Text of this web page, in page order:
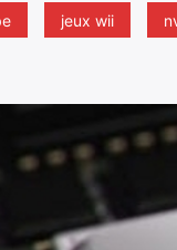
jeux wii